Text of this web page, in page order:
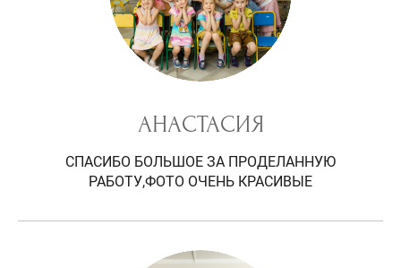
АНАСТАСИЯ
СПАСИБО БОЛЬШОЕ ЗА ПРОДЕЛАННУЮ
РАБОТУ,ФОТО ОЧЕНЬ КРАСИВЫЕ